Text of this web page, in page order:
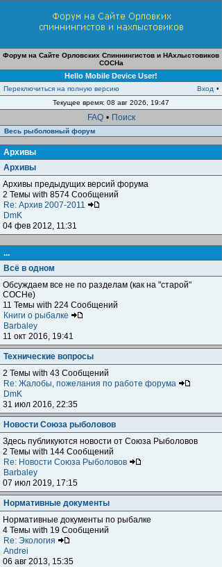
Форум на Сайте Орловских Спиннингистов и НАхлыстовиков
СОСНа
Hello Mobile Device User!
Переключиться на полную версию Вход •
Текущее время: 08 авг 2026, 19:47
FAQ • Поиск
Весь рыболовный форум
Архивы
Архивы
Архивы предыдущих версий форума
2 Темы with 8574 Сообщений
Re: Архив 2007-2011
DmK
04 фев 2012, 11:31
...
Всё в одном
Обсуждаем все не по разделам (как на "старой"
СОСНе)
11 Темы with 224 Сообщений
Книги о рыбалке
Barbaley
11 окт 2016, 19:41
Технические вопросы
2 Темы with 43 Сообщений
Re: Жалобы, пожелания по работе форума
DmK
31 июл 2016, 22:35
Новости Союза рыболовов
Здесь публикуются новости от Союза Рыболовов
2 Темы with 144 Сообщений
Re: Новости Союза Рыболовов
Barbaley
07 июл 2019, 17:15
Нормативные документы
Нормативные документы по рыбалке
4 Темы with 19 Сообщений
Re: Экология
Andrei
06 авг 2013, 15:35